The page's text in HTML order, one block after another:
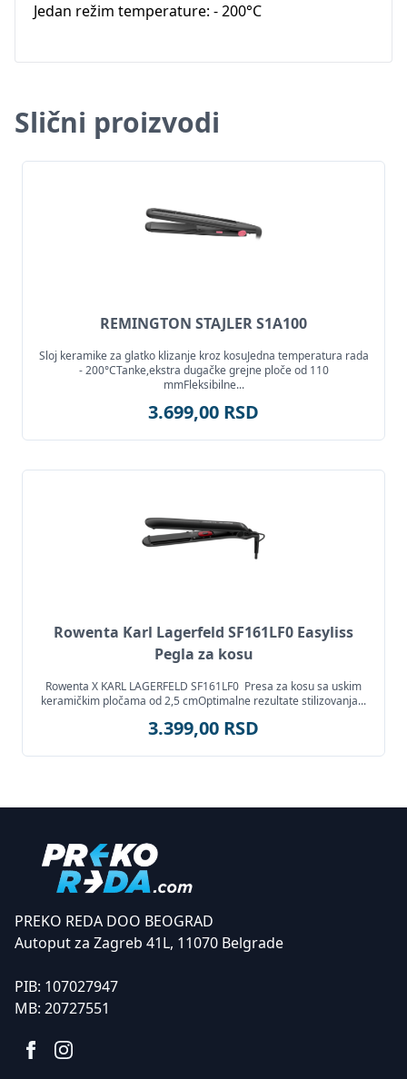
Jedan režim temperature: - 200°C
Slični proizvodi
REMINGTON STAJLER S1A100
Sloj keramike za glatko klizanje kroz kosuJedna temperatura rada
- 200°CTanke,ekstra dugačke grejne ploče od 110
mmFleksibilne...
3.699,00 RSD
Rowenta Karl Lagerfeld SF161LF0 Easyliss
Pegla za kosu
Rowenta X KARL LAGERFELD SF161LF0 Presa za kosu sa uskim
keramičkim pločama od 2,5 cmOptimalne rezultate stilizovanja...
3.399,00 RSD
PREKO REDA DOO BEOGRAD
Autoput za Zagreb 41L, 11070 Belgrade
PIB: 107027947
MB: 20727551